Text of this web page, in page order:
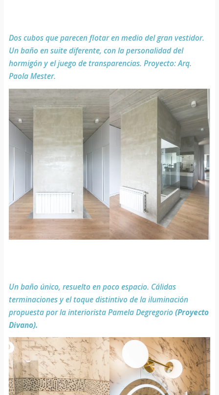
Dos cubos que parecen flotar en medio del gran vestidor.
Un baño en suite diferente, con la personalidad del
hormigón y el juego de transparencias. Proyecto: Arq.
Paola Mester.
Un baño único, resuelto en poco espacio. Cálidas
terminaciones y el toque distintivo de la iluminación
propuesta por la interiorista Pamela Degregorio(Proyecto
Divano).